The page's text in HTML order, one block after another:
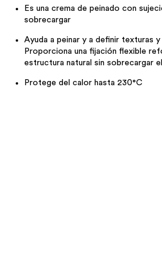
Es una crema de peinado con
sobrecargar
Ayuda a peinar y a definir texturas
Proporciona una fijación flexible
estructura natural sin sobrecargar
Protege del calor hasta 230°C